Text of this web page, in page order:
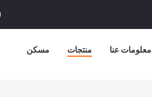
مسكن منتجات معلومات عنا